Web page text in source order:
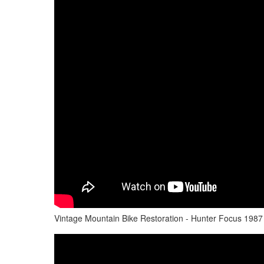
Vintage Mountain Bike Restoration - Hunter Focus